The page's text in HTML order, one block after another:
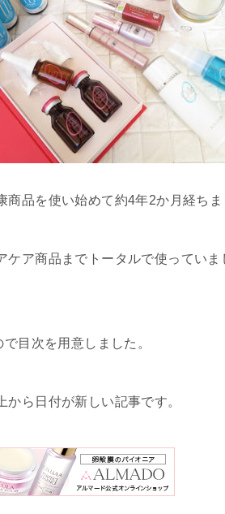
品を使い始めて約4年2か月経ちま
ケア商品までトータルで使ってい
目次を用意しました。
ら日付が新しい記事です。